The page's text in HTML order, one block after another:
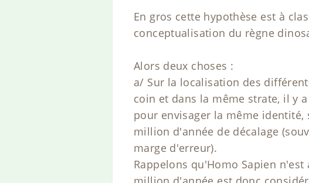
En gros cette hypothèse est à
conceptualisation du règne
Alors deux choses :
a/ Sur la localisation des
coin et dans la même strate, il y
pour envisager la même
million d'année de décalage
marge d'erreur).
Rappelons qu'Homo Sapien